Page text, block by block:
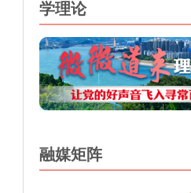
学理论
融媒矩阵